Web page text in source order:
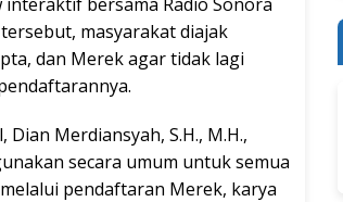
masyarakat diajak
dan Merek agar tidak lagi
Merdiansyah, S.H., M.H.,
secara umum untuk semua
pendaftaran Merek, karya